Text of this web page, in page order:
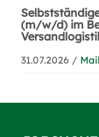
(m/w/d) im
31.07.2026 /